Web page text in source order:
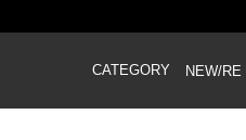
CATEGORY NEW/RE